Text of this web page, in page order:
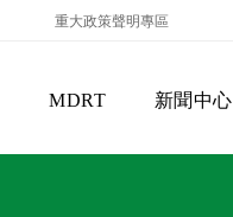
重大政策聲明專區
MDRT 新聞中心